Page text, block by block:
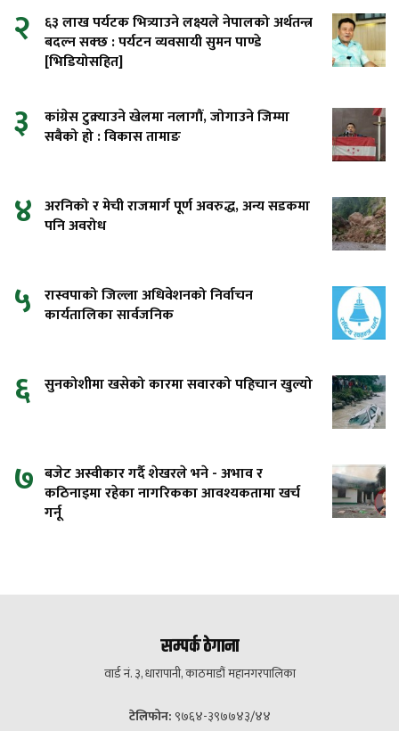
२
६३ लाख पर्यटक भित्र्याउने लक्ष्यले नेपालको अर्थतन्त्र
बदल्न सक्छ : पर्यटन व्यवसायी सुमन पाण्डे
[भिडियोसहित]
३
कांग्रेस टुक्र्याउने खेलमा नलागौं, जोगाउने जिम्मा
सबैको हो : विकास तामाङ
४ अरनिको र मेची राजमार्ग पूर्ण अवरुद्ध, अन्य सडकमा
पनि अवरोध
५ रास्वपाको जिल्ला अधिवेशनको निर्वाचन
कार्यतालिका सार्वजनिक
६ सुनकोशीमा खसेको कारमा सवारको पहिचान खुल्यो
७ बजेट अस्वीकार गर्दै शेखरले भने - अभाव र
कठिनाइमा रहेका नागरिकका आवश्यकतामा खर्च
गर्नू
सम्पर्क ठेगाना
वार्ड नं. ३, धारापानी, काठमाडौं महानगरपालिका
टेलिफोन: ९७६४-३९७७४३/४४